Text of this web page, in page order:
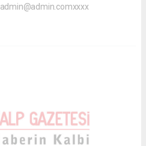
admin@admin.comxxxx